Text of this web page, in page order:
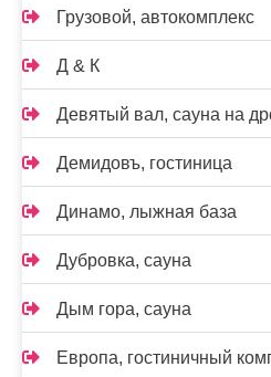
Грузовой, автокомплекс
Д & К
Девятый вал, сауна на
Демидовъ, гостиница
Динамо, лыжная база
Дубровка, сауна
Дым гора, сауна
Европа, гостиничный